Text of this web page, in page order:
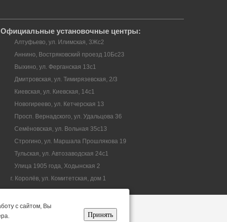
Официальные установочные центры:
Алтуфьево, ул. Илимская, 3Жс2
Аннино, Востряковский проезд 10Бс23
Выхино, ул. Ферганская 13с1
Дмитровская, ул. Тимирязевская, 2/3
Киевская, ул. Киевская, 14с1
Новогиреево, ул. Кетчерская 13
Просп. Вернадского, ул. Удальцова 36
Семёновская, ул. Вольная 35с13
Строгино, ул. Маршала Прошлякова 19
Тульская, ул. Автозаводская 24с1
Улица 1905 года, Ходынская 2
г. Королёв, ул. Комитетская, дом 1
Принять